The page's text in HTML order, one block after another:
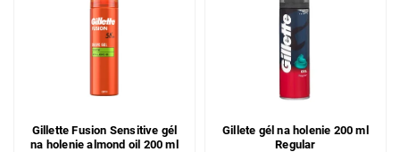
Gillette Fusion Sensitive gél
na holenie almond oil 200 ml
Gillete gél na holenie 200 ml
Regular